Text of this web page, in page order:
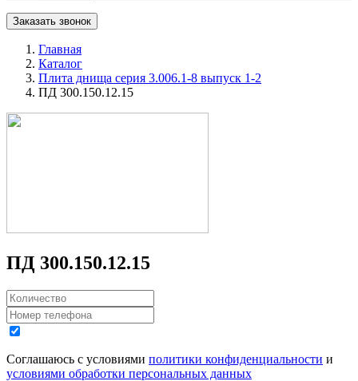
Заказать звонок
Главная
Каталог
Плита днища серия 3.006.1-8 выпуск 1-2
ПД 300.150.12.15
ПД 300.150.12.15
Соглашаюсь с условиями политики конфиденциальности и
условиями обработки персональных данных